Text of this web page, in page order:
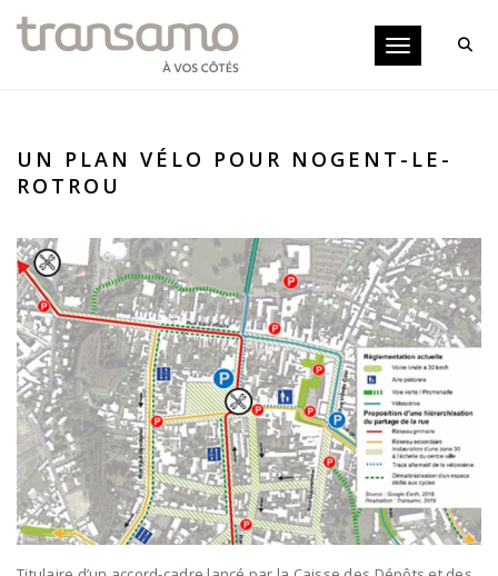
Toggle
UN PLAN VÉLO POUR NOGENT-LE-
ROTROU
Panneau de gestion des cookies